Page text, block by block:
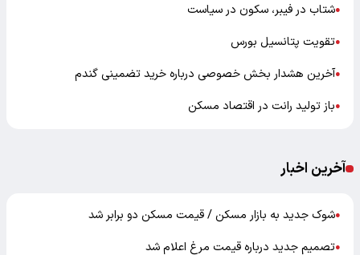
●شتاب در فیبر، سکون در سیاست
●تقویت پتانسیل بورس
●آخرین هشدار بخش خصوصی درباره خرید تضمینی گندم
●باز تولید رانت در اقتصاد مسکن
آخرین اخبار
●شوک جدید به بازار مسکن / قیمت مسکن دو برابر شد
●تصمیم جدید درباره قیمت مرغ اعلام شد